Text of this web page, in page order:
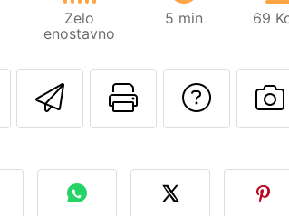
Zelo
enostavno
5 min 69
Pošlji taNatisni to